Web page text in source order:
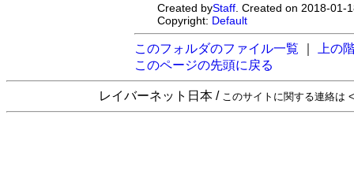
Created byStaff . Created on 2018-
Copyright: Default
このフォルダのファイル一覧
上の
このページの先頭に戻る
レイバーネット日本 / このサイトに関する連絡は